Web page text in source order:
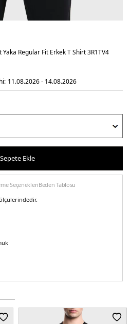
Yaka Regular Fit Erkek T Shirt 3R1TV4
11.08.2026 - 14.08.2026
Sepete Ekle
SeçenekleriBeden Tablosu